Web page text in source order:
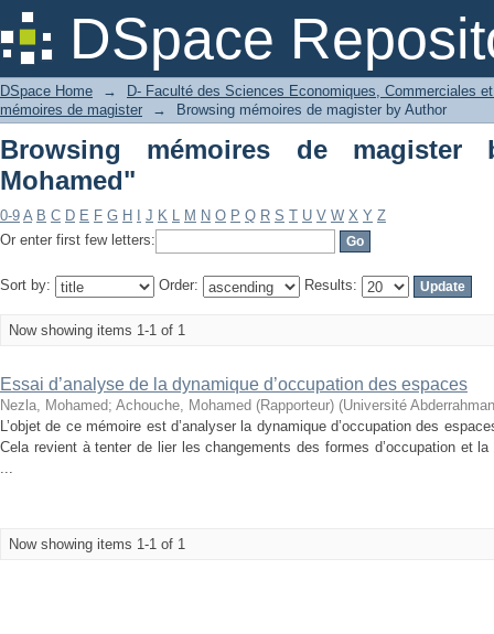
DSpace
Browsing mémoires de magister by
DSpace Home →
D- Faculté des Sciences Economiques, Commerciales
mémoires de magister
→ Browsing mémoires de magister by Author
Browsing mémoires de magister
Mohamed"
0-9 A B C D E F G H J K L M N O P Q R S T U V W X Y Z
Or enter first few letters:
Sort by: Order: Results:
Now showing items 1-1 of 1
Essai d’analyse de la dynamique d’occupation des espaces
Nezla, Mohamed; Achouche, Mohamed (Rapporteur) (Université
L’objet de ce mémoire est d’analyser la dynamique d’occupation des
Cela revient à tenter de lier les changements des formes d’occupation et
...
Now showing items 1-1 of 1